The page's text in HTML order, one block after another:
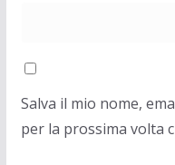
Salva il mio nome,
per la prossima volta